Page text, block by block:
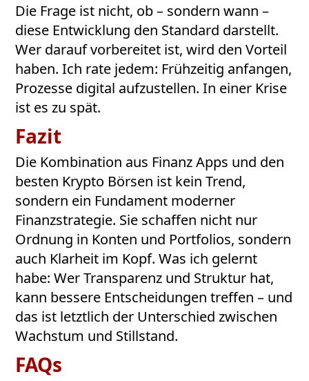
Die Frage ist nicht, ob – sondern wann –
diese Entwicklung den Standard darstellt.
Wer darauf vorbereitet ist, wird den Vorteil
haben. Ich rate jedem: Frühzeitig anfangen,
Prozesse digital aufzustellen. In einer Krise
ist es zu spät.
Fazit
Die Kombination aus Finanz Apps und den
besten Krypto Börsen ist kein Trend,
sondern ein Fundament moderner
Finanzstrategie. Sie schaffen nicht nur
Ordnung in Konten und Portfolios, sondern
auch Klarheit im Kopf. Was ich gelernt
habe: Wer Transparenz und Struktur hat,
kann bessere Entscheidungen treffen – und
das ist letztlich der Unterschied zwischen
Wachstum und Stillstand.
FAQs